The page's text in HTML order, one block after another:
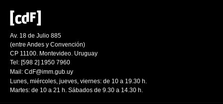
Av. 18 de Julio 885
(entre Andes y Convención)
CP 11100. Montevideo. Uruguay
Tel: [598 2] 1950 7960
Mail: CdF@imm.gub.uy
Lunes, miércoles, jueves, viernes: de 10 a 19.30 h.
Martes: de 10 a 21 h. Sábados de 9.30 a 14.30 h.